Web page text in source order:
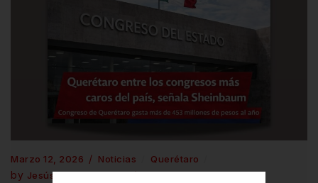
Marzo 12, 2026 Noticias Querétaro
by Jesús Alberto Gómez 0 Comments